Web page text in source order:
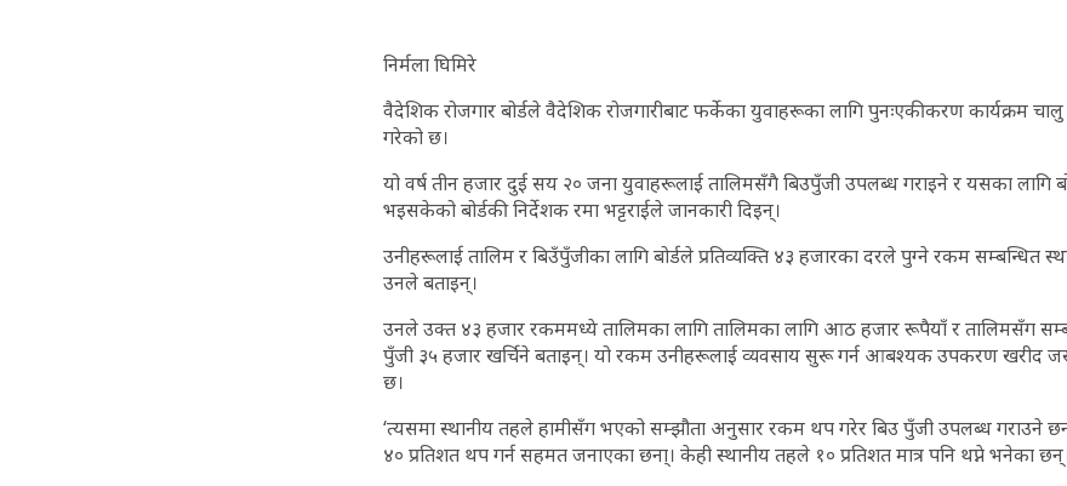
निर्मला घिमिरे
वैदेशिक रोजगार बोर्डले वैदेशिक रोजगारीबाट फर्केका युवाहरूका लागि पुनःएकीकरण कार्यक्रम
गरेको छ।
यो वर्ष तीन हजार दुई सय २० जना युवाहरूलाई तालिमसँगै बिउपुँजी उपलब्ध गराइने र यसका लागि
भइसकेको बोर्डकी निर्देशक रमा भट्टराईले जानकारी दिइन्।
उनीहरूलाई तालिम र बिउँपुँजीका लागि बोर्डले प्रतिव्यक्ति ४३ हजारका दरले पुग्ने रकम सम्बन्धित
उनले बताइन्।
उनले उक्त ४३ हजार रकममध्ये तालिमका लागि तालिमका लागि आठ हजार रूपैयाँ र तालिमसँग
पुँजी ३५ हजार खर्चिने बताइन्। यो रकम उनीहरूलाई व्यवसाय सुरू गर्न आबश्यक उपकरण खरीद
छ।
‘त्यसमा स्थानीय तहले हामीसँग भएको सम्झौता अनुसार रकम थप गरेर बिउ पुँजी उपलब्ध गराउने
४० प्रतिशत थप गर्न सहमत जनाएका छना्। केही स्थानीय तहले १० प्रतिशत मात्र पनि थप्ने भनेका